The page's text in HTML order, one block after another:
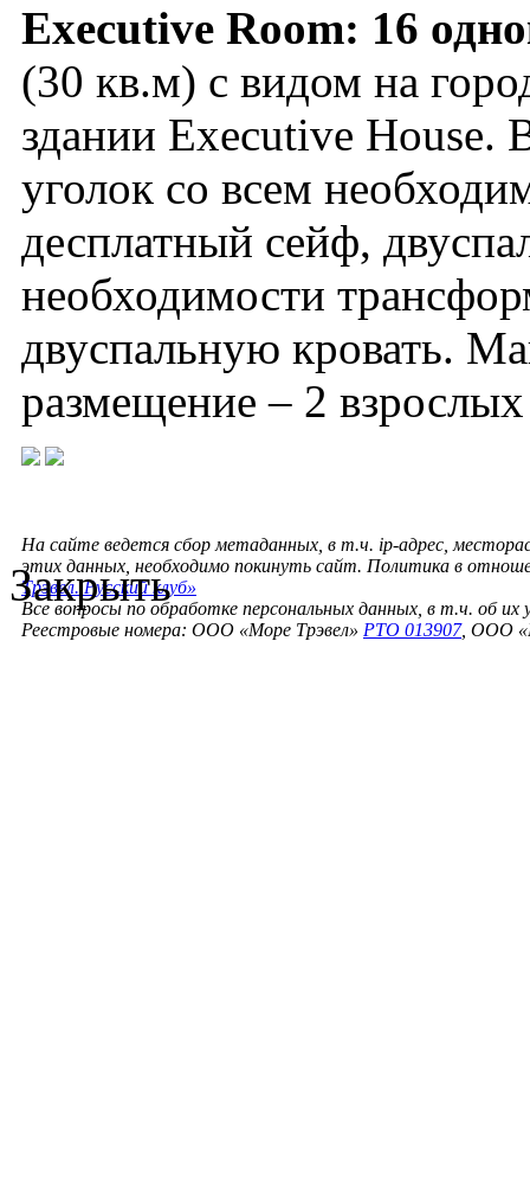
Executive Room: 16
(30 кв.м) c видом на
здании Executive House.
уголок со всем
десплатный сейф,
необходимости
двуспальную кровать.
размещение – 2
На сайте ведется сбор метаданных, в т.ч. ip-адрес,
этих данных, необходимо покинуть сайт. Политика в
Трэвел. Русский клуб»
Все вопросы по обработке персональных данных, в т.ч. об их
Реестровые номера: ООО «Море Трэвел» РТО 013907, ООО
Закрыть